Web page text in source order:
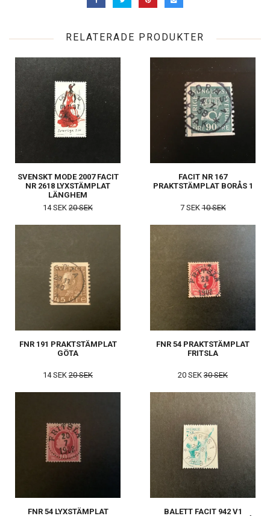
RELATERADE PRODUKTER
SVENSKT MODE 2007 FACIT
NR 2618 LYXSTÄMPLAT
LÄNGHEM
14 SEK 20 SEK
FACIT NR 167
PRAKTSTÄMPLAT BORÅS 1
7 SEK10 SEK
FNR 191 PRAKTSTÄMPLAT
GÖTA
14 SEK 20 SEK
FNR 54 PRAKTSTÄMPLAT
FRITSLA
20 SEK 30 SEK
FNR 54 LYXSTÄMPLAT BALETT FACIT 942 V1